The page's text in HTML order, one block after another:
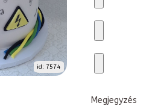
id: 7574
Megjegyzés